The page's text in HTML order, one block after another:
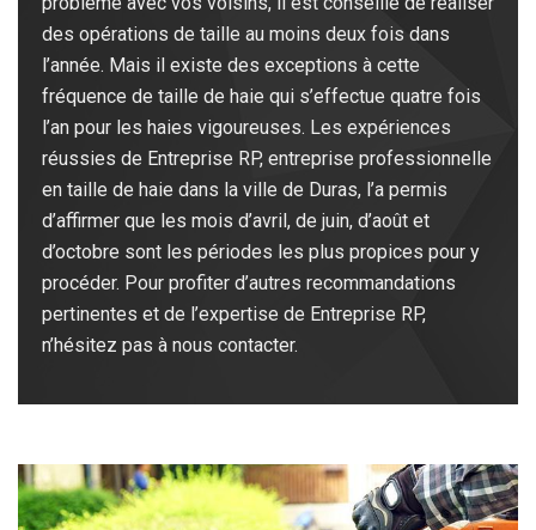
des opérations de taille au moins deux fois dans
l’année. Mais il existe des exceptions à cette
fréquence de taille de haie qui s’effectue quatre fois
l’an pour les haies vigoureuses. Les expériences
réussies de Entreprise RP, entreprise professionnelle
en taille de haie dans la ville de Duras, l’a permis
d’affirmer que les mois d’avril, de juin, d’août et
d’octobre sont les périodes les plus propices pour y
procéder. Pour profiter d’autres recommandations
pertinentes et de l’expertise de Entreprise RP,
n’hésitez pas à nous contacter.